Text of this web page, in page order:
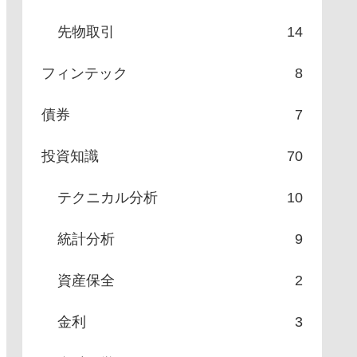
先物取引 14
フィンテック 8
債券 7
投資知識 70
テクニカル分析 10
統計分析 9
資産保全 2
金利 3